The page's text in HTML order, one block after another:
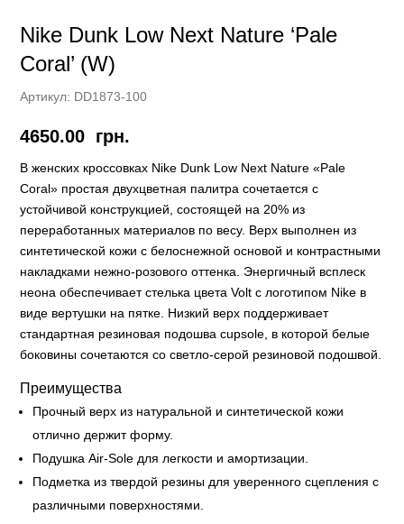
Nike Dunk Low Next Nature ‘Pale
Coral’ (W)
Артикул: DD1873-100
4650.00 грн.
В женских кроссовках Nike Dunk Low Next Nature «Pale
Coral» простая двухцветная палитра сочетается с
устойчивой конструкцией, состоящей на 20% из
переработанных материалов по весу. Верх выполнен из
синтетической кожи с белоснежной основой и контрастными
накладками нежно-розового оттенка. Энергичный всплеск
неона обеспечивает стелька цвета Volt с логотипом Nike в
виде вертушки на пятке. Низкий верх поддерживает
стандартная резиновая подошва cupsole, в которой белые
боковины сочетаются со светло-серой резиновой подошвой.
Преимущества
Прочный верх из натуральной и синтетической кожи
отлично держит форму.
Подушка Air-Sole для легкости и амортизации.
Подметка из твердой резины для уверенного сцепления с
различными поверхностями.